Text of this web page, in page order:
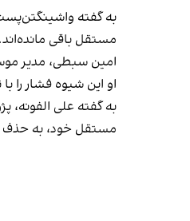
به گفته
مستقل باقی
امین سبطی، مدیر
او این شیوه فشار را
به گفته علی الفونه،
مستقل خود، به حذف